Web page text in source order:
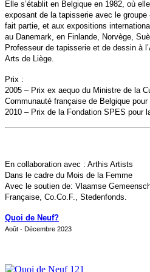
Elle s’établit en Belgique en 1982, où
exposant de la tapisserie avec le
fait partie, et aux expositions
au Danemark, en Finlande, Norvège,
Professeur de tapisserie et de dessin à
Arts de Liège.
Prix :
2005 – Prix ex aequo du Ministre de la
Communauté française de Belgique
2010 – Prix de la Fondation SPES pour
En collaboration avec : Arthis Artists
Dans le cadre du Mois de la Femme
Avec le soutien de: Vlaamse
Française, Co.Co.F., Stedenfonds.
Quoi de Neuf?
Août - Décembre 2023